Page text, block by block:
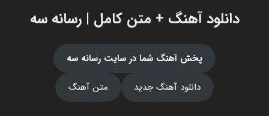
دانلود آهنگ + متن کامل | رسانه سه
پخش آهنگ شما در سایت رسانه سه
دانلود آهنگ جدید
متن آهنگ